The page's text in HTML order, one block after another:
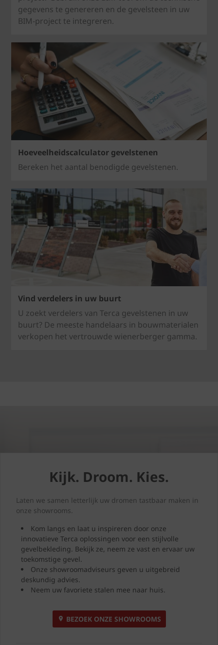
gegevens te genereren en de gevelsteen in uw
BIM-project te integreren.
Hoeveelheidscalculator gevelstenen
Bereken het aantal benodigde gevelstenen.
Vind verdelers in uw buurt
U zoekt verdelers van Terca gevelstenen in uw
buurt? De meeste handelaars in bouwmaterialen
verkopen het vertrouwde wienerberger gamma.
Kijk. Droom. Kies.
Laten we samen letterlijk uw dromen tastbaar maken in
onze showrooms.
Kom langs en laat u inspireren door onze
innovatieve Terca oplossingen voor een stijlvolle
gevelbekleding. Bekijk ze, neem ze vast en ervaar uw
toekomstige gevel.
Onze showroomadviseurs geven u uitgebreid
deskundig advies.
Neem uw favoriete stalen mee naar huis.
BEZOEK ONZE SHOWROOMS